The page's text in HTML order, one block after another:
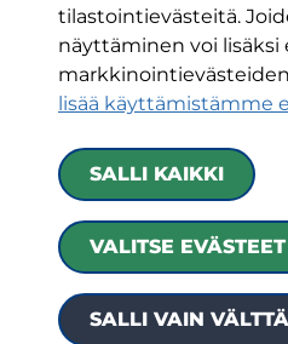
tilastointievästeitä.
näyttäminen voi lisäksi
lisää käyttämistämme
SALLI KAIKKI
SALLI VAIN
VALITSE EVÄSTEET
ON VAIN
HJK
00250
Kaikki yhteystiedot|
evästeistä|
© 2020